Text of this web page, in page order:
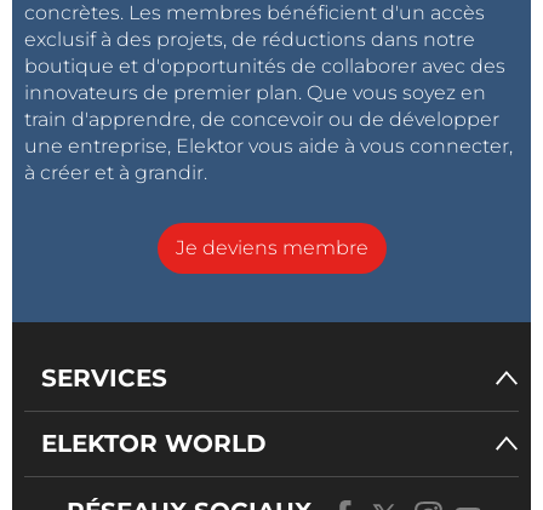
concrètes. Les membres bénéficient d'un accès
exclusif à des projets, de réductions dans notre
boutique et d'opportunités de collaborer avec des
innovateurs de premier plan. Que vous soyez en
train d'apprendre, de concevoir ou de développer
une entreprise, Elektor vous aide à vous connecter,
à créer et à grandir.
Je deviens membre
SERVICES
ELEKTOR WORLD